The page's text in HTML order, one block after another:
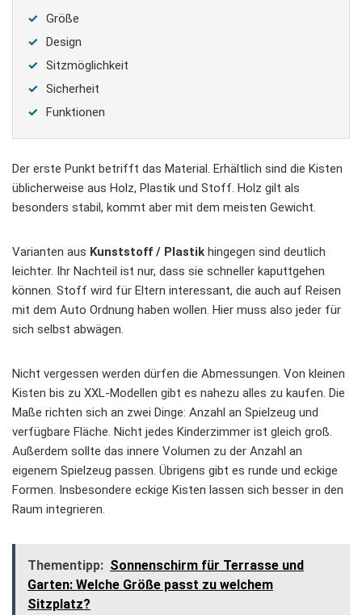
Größe
Design
Sitzmöglichkeit
Sicherheit
Funktionen
Der erste Punkt betrifft das Material. Erhältlich sind die Kisten
üblicherweise aus Holz, Plastik und Stoff. Holz gilt als
besonders stabil, kommt aber mit dem meisten Gewicht.
Varianten aus Kunststoff / Plastik hingegen sind deutlich
leichter. Ihr Nachteil ist nur, dass sie schneller kaputtgehen
können. Stoff wird für Eltern interessant, die auch auf Reisen
mit dem Auto Ordnung haben wollen. Hier muss also jeder für
sich selbst abwägen.
Nicht vergessen werden dürfen die Abmessungen. Von kleinen
Kisten bis zu XXL-Modellen gibt es nahezu alles zu kaufen. Die
Maße richten sich an zwei Dinge: Anzahl an Spielzeug und
verfügbare Fläche. Nicht jedes Kinderzimmer ist gleich groß.
Außerdem sollte das innere Volumen zu der Anzahl an
eigenem Spielzeug passen. Übrigens gibt es runde und eckige
Formen. Insbesondere eckige Kisten lassen sich besser in den
Raum integrieren.
Thementipp: Sonnenschirm für Terrasse und
Garten: Welche Größe passt zu welchem
Sitzplatz?